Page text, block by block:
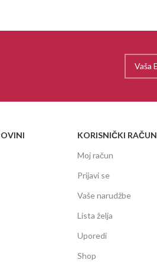
KORISNIČKI RAČUN
Moj račun
Prijavi se
Vaše narudžbe
Lista želja
Uporedi
Shop